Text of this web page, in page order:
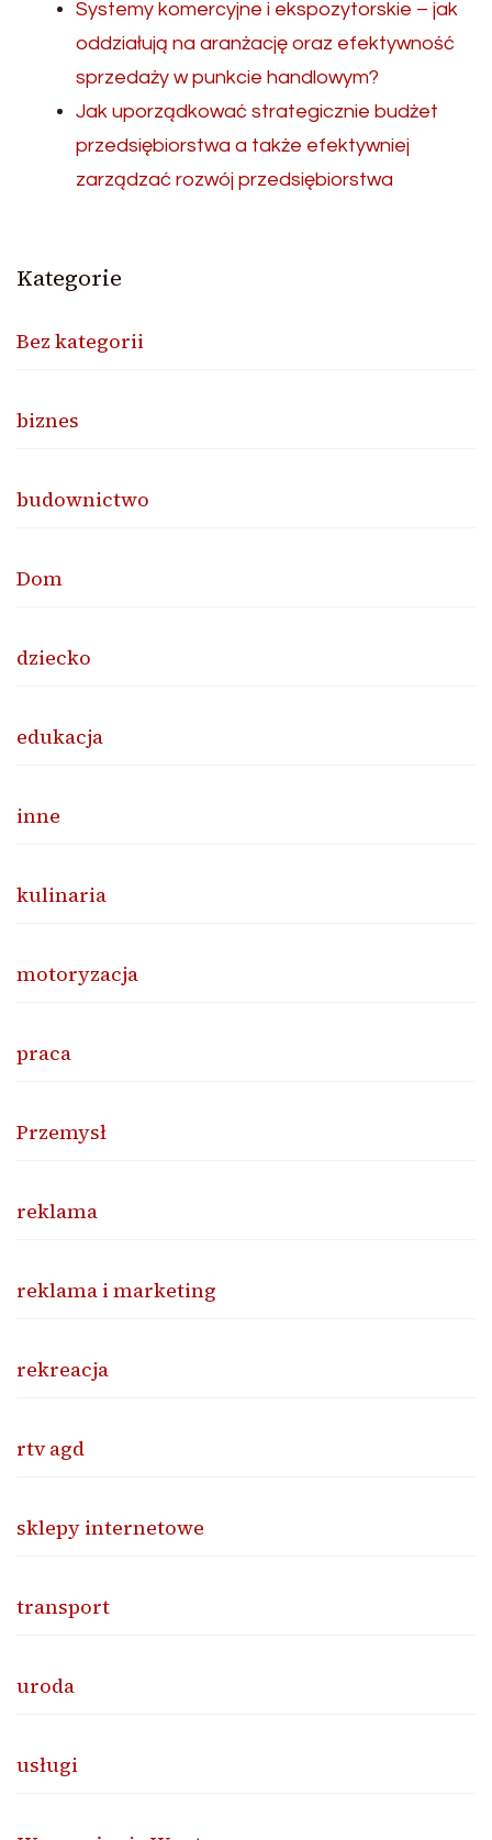
Systemy komercyjne i ekspozytorskie – jak
oddziałują na aranżację oraz efektywność
sprzedaży w punkcie handlowym?
Jak uporządkować strategicznie budżet
przedsiębiorstwa a także efektywniej
zarządzać rozwój przedsiębiorstwa
Kategorie
Bez kategorii
biznes
budownictwo
Dom
dziecko
edukacja
inne
kulinaria
motoryzacja
praca
Przemysł
reklama
reklama i marketing
rekreacja
rtv agd
sklepy internetowe
transport
uroda
usługi